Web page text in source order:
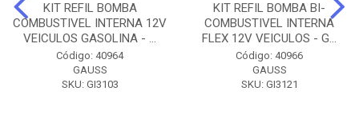
KIT REFIL BOMBA
COMBUSTIVEL INTERNA 12V
VEICULOS GASOLINA - ...
Código: 40964
GAUSS
SKU: GI3103
KIT REFIL BOMBA BI-
COMBUSTIVEL INTERNA
FLEX 12V VEICULOS - G...
Código: 40966
GAUSS
SKU: GI3121